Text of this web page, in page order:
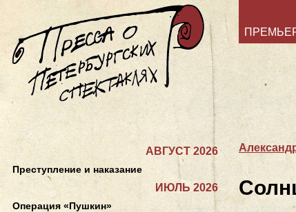
АВГУСТ 2026
Преступление и наказание
ИЮЛЬ 2026
Операция «Пушкин»